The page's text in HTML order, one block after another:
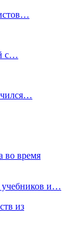
с…
во время
учебников и…
из